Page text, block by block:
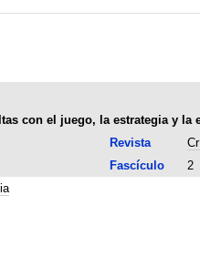
con el juego, la estrategia y la
Revista
Fascículo 2